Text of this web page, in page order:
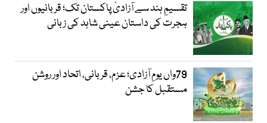
تقسیمِ ہند سے آزادیٔ پاکستان تک؛ قربانیوں اور
ہجرت کی داستان عینی شاہد کی زبانی
79واں یومِ آزادی؛ عزم، قربانی، اتحاد اور روشن
مستقبل کا جشن